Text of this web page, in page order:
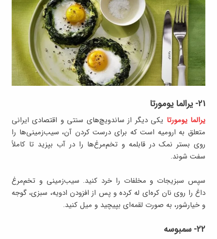
۲۱- یرالما یومورتا
یرالما یومورتا یکی دیگر از ساندویچ‌های سنتی و اقتصادی ایرانی
متعلق به ارومیه است که برای درست کردن آن، سیب‌زمینی‌ها را
روی بستر نمک در قابلمه و تخم‌مرغ‌ها را در آب بپزید تا کاملاً
سفت شوند.
سپس سبزیجات و مخلفات را خرد کنید. سیب‌زمینی و تخم‌مرغ
داغ را روی نان کره‌ای له کرده و پس از افزودن ادویه، سبزی، گوجه
و خیارشور، به صورت لقمه‌ای بپیچید و میل کنید.
۲۲- سمبوسه